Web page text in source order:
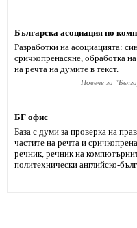
Българска асоциация по
Разработки на асоциацията:
сричкопренасяне, обработка
на речта на думите в текст.
Повече за "
БГ офис
База с думи за проверка на
частите на речта и
речник, речник на
политехнически английско-